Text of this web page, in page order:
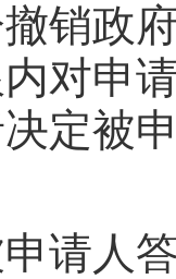
销政
对申
定被
人答